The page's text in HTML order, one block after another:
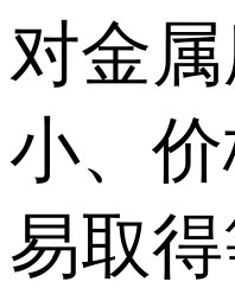
对金
小、
易取得